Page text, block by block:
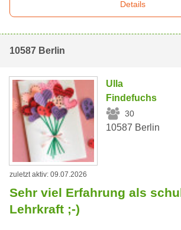
Details
10587 Berlin
Ulla
Findefuchs
30
10587 Berlin
zuletzt aktiv: 09.07.2026
Sehr viel Erfahrung als
Lehrkraft ;-)